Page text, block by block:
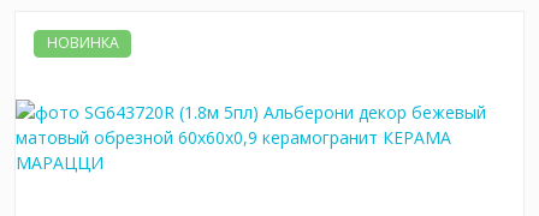
НОВИНКА